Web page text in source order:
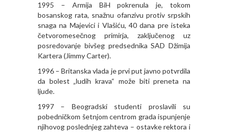
1995 – Armija BiH pokrenula je, tokom
bosanskog rata, snažnu ofanzivu protiv srpskih
snaga na Majevici i Vlašiću, 40 dana pre isteka
četvoromesečnog primirja, zaključenog uz
posredovanje bivšeg predsednika SAD Džimija
Kartera (Jimmy Carter).
1996 – Britanska vlada je prvi put javno potvrdila
da bolest „ludih krava“ može biti preneta na
ljude.
1997 – Beogradski studenti proslavili su
pobedničkom šetnjom centrom grada ispunjenje
njihovog poslednjeg zahteva – ostavke rektora i